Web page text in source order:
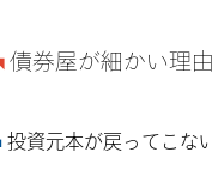
債券屋が細かい理由
投資元本が戻ってこな